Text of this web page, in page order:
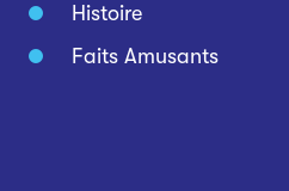
Histoire
Faits Amusants